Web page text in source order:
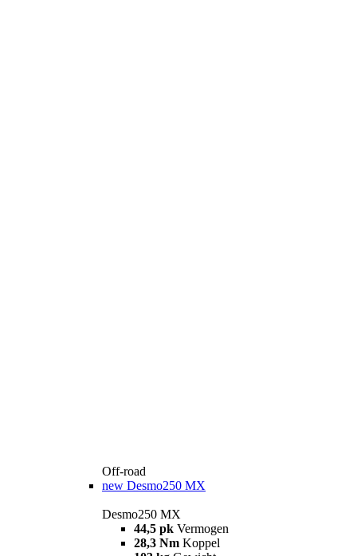
Off-road
new Desmo250 MX
Desmo250 MX
44,5 pk Vermogen
28,3 Nm Koppel